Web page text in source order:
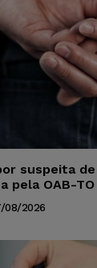
suspeita
pela OAB-TO
08/2026